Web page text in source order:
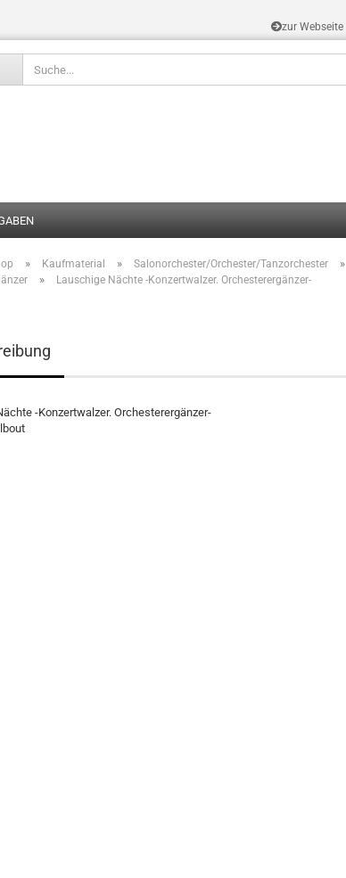
zur Webseite
» Kaufmaterial » Salonorchester/Orchester/Tanzorchester »
» Lauschige Nächte -Konzertwalzer. Orchesterergänzer-
-Konzertwalzer. Orchesterergänzer-